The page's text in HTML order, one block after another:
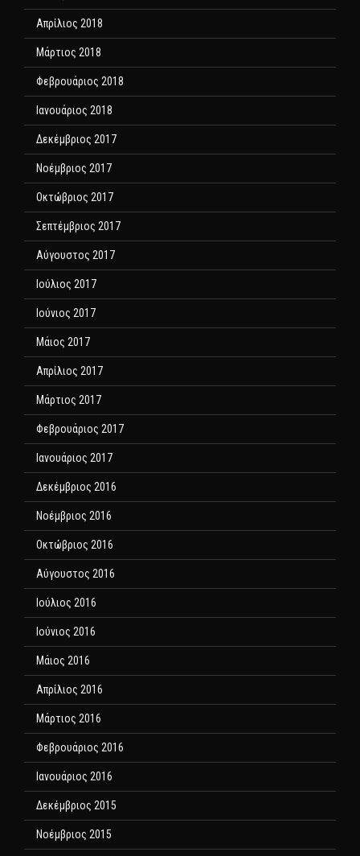
Απρίλιος 2018
Μάρτιος 2018
Φεβρουάριος 2018
Ιανουάριος 2018
Δεκέμβριος 2017
Νοέμβριος 2017
Οκτώβριος 2017
Σεπτέμβριος 2017
Αύγουστος 2017
Ιούλιος 2017
Ιούνιος 2017
Μάιος 2017
Απρίλιος 2017
Μάρτιος 2017
Φεβρουάριος 2017
Ιανουάριος 2017
Δεκέμβριος 2016
Νοέμβριος 2016
Οκτώβριος 2016
Αύγουστος 2016
Ιούλιος 2016
Ιούνιος 2016
Μάιος 2016
Απρίλιος 2016
Μάρτιος 2016
Φεβρουάριος 2016
Ιανουάριος 2016
Δεκέμβριος 2015
Νοέμβριος 2015